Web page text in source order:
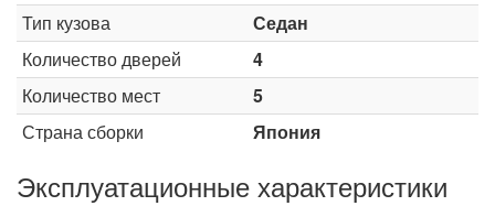
Тип кузова
Седан
Количество дверей
4
Количество мест
5
Страна сборки
Япония
Эксплуатационные характеристики